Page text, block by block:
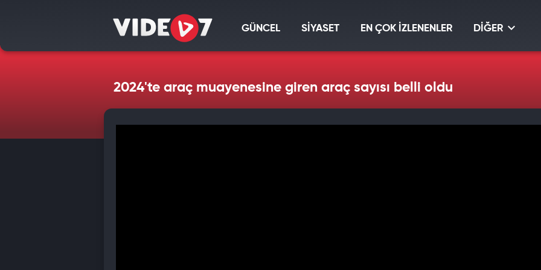
GÜNCEL SİYASET EN ÇOK İZLENENLER DİĞER
2024'te araç muayenesine giren araç sayısı belli oldu